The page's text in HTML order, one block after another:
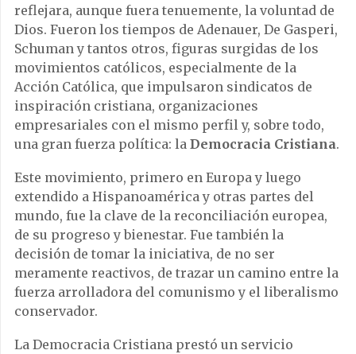
reflejara, aunque fuera tenuemente, la voluntad de
Dios. Fueron los tiempos de Adenauer, De Gasperi,
Schuman y tantos otros, figuras surgidas de los
movimientos católicos, especialmente de la
Acción Católica, que impulsaron sindicatos de
inspiración cristiana, organizaciones
empresariales con el mismo perfil y, sobre todo,
una gran fuerza política: la Democracia Cristiana.
Este movimiento, primero en Europa y luego
extendido a Hispanoamérica y otras partes del
mundo, fue la clave de la reconciliación europea,
de su progreso y bienestar. Fue también la
decisión de tomar la iniciativa, de no ser
meramente reactivos, de trazar un camino entre la
fuerza arrolladora del comunismo y el liberalismo
conservador.
La Democracia Cristiana prestó un servicio